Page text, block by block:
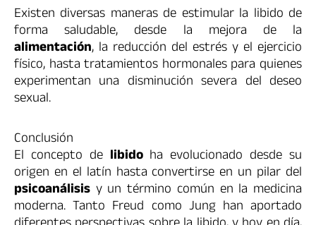
Existen diversas maneras de estimular la libido de
forma saludable, desde la mejora de la
alimentación, la reducción del estrés y el ejercicio
físico, hasta tratamientos hormonales para quienes
experimentan una disminución severa del deseo
sexual.
Conclusión
El concepto de libidoha evolucionado desde su
origen en el latín hasta convertirse en un pilar del
psicoanálisis y un término común en la medicina
moderna. Tanto Freud como Jung han aportado